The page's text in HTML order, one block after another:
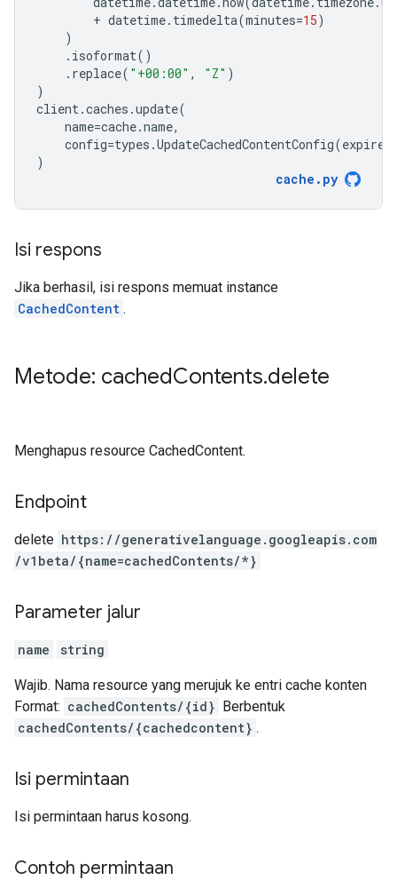
+ datetime. timedelta(minutes=15)
)
. isoformat()
. replace( "+00:00" , "Z" )
)
client.caches .update(
name=cache.name,
config=types .UpdateCachedContentConfig(
)
cache . py
Isi respons
Jika berhasil, isi respons memuat instance
CachedContent .
Metode: cachedContents.delete
Menghapus resource CachedContent.
Endpoint
delete https: / /generativelanguage.googleapis.com
/v1beta/{name=cachedContents/*}
Parameter jalur
name string
Wajib. Nama resource yang merujuk ke entri cache konten
Format: cachedContents/{id} Berbentuk
cachedContents/{cachedcontent} .
Isi permintaan
Isi permintaan harus kosong.
Contoh permintaan